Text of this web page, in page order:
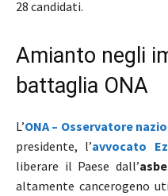
28 candidati.
Amianto negli
battaglia ONA
L’ONA – Osservatore
presidente, l’avvocato
liberare il Paese dall’
altamente cancerogeno